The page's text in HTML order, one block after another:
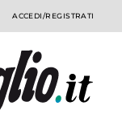
ACCEDI/REGISTRATI